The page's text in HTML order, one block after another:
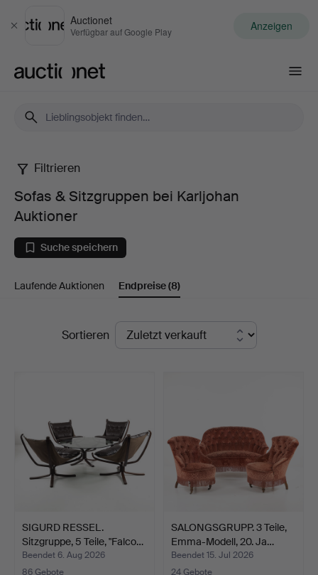
Schließen
Auctionet
Verfügbar auf Google Play Anzeigen
Sofas
Sitzgruppen
bei
Auktioner
Filtrieren
Sofas & Sitzgruppen bei Karljohan
Auktioner
Suche speichern
Laufende Auktionen Endpreise(8)
EndpreiseSortieren
SIGURD RESSEL.
Sitzgruppe, 5 Teile, "Falco…
Beendet 6. Aug 2026
86 Gebote
SALONGSGRUPP. 3 Teile,
Emma-Modell, 20. Ja…
Beendet 15. Jul 2026
24 Gebote